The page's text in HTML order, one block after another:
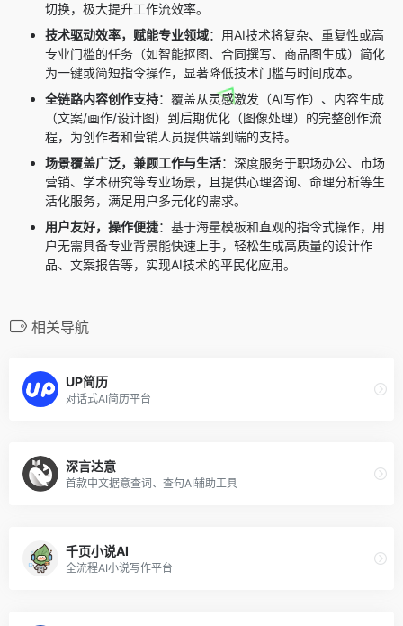
切换，极大提升工作流效率。
技术驱动效率，赋能专业领域：用AI技术将复杂、重复性或高
专业门槛的任务（如智能抠图、合同撰写、商品图生成）简化
为一键或简短指令操作，显著降低技术门槛与时间成本。
全链路内容创作支持：覆盖从灵感激发（AI写作）、内容生成
（文案/画作/设计图）到后期优化（图像处理）的完整创作流
程，为创作者和营销人员提供端到端的支持。
场景覆盖广泛，兼顾工作与生活：深度服务于职场办公、市场
营销、学术研究等专业场景，且提供心理咨询、命理分析等生
活化服务，满足用户多元化的需求。
用户友好，操作便捷：基于海量模板和直观的指令式操作，用
户无需具备专业背景能快速上手，轻松生成高质量的设计作
品、文案报告等，实现AI技术的平民化应用。
相关导航
UP简历
对话式AI简历平台
深言达意
首款中文据意查词、查句AI辅助工具
千页小说AI
全流程AI小说写作平台